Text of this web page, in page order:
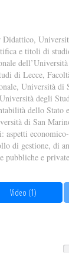
e titoli di
di Lecce,
Università
degli
dello
di San
di gestione, di
pubbliche e
Video (1)